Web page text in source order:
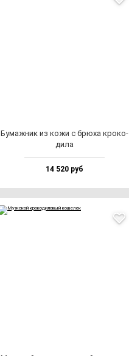
Бумаж­ник из ко­жи с брю­ха кро­ко­
ди­ла
14 520 руб